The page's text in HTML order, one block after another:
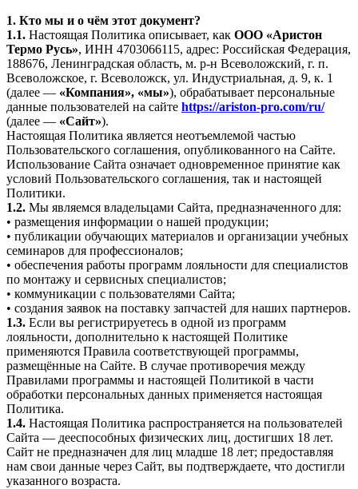
1. Кто мы и о чём этот документ?
1.1. Настоящая Политика описывает, как ООО «Аристон
Термо Русь», ИНН 4703066115, адрес: Российская Федерация,
188676, Ленинградская область, м. р-н Всеволожский, г. п.
Всеволожское, г. Всеволожск, ул. Индустриальная, д. 9, к. 1
(далее — «Компания», «мы»), обрабатывает персональные
данные пользователей на сайте https://ariston-pro.com/ru/
(далее — «Сайт»).
Настоящая Политика является неотъемлемой частью
Пользовательского соглашения, опубликованного на Сайте.
Использование Сайта означает одновременное принятие как
условий Пользовательского соглашения, так и настоящей
Политики.
1.2. Мы являемся владельцами Сайта, предназначенного для:
• размещения информации о нашей продукции;
• публикации обучающих материалов и организации учебных
семинаров для профессионалов;
• обеспечения работы программ лояльности для специалистов
по монтажу и сервисных специалистов;
• коммуникации с пользователями Сайта;
• создания заявок на поставку запчастей для наших партнеров.
1.3. Если вы регистрируетесь в одной из программ
лояльности, дополнительно к настоящей Политике
применяются Правила соответствующей программы,
размещённые на Сайте. В случае противоречия между
Правилами программы и настоящей Политикой в части
обработки персональных данных применяется настоящая
Политика.
1.4. Настоящая Политика распространяется на пользователей
Сайта — дееспособных физических лиц, достигших 18 лет.
Сайт не предназначен для лиц младше 18 лет; предоставляя
нам свои данные через Сайт, вы подтверждаете, что достигли
указанного возраста.